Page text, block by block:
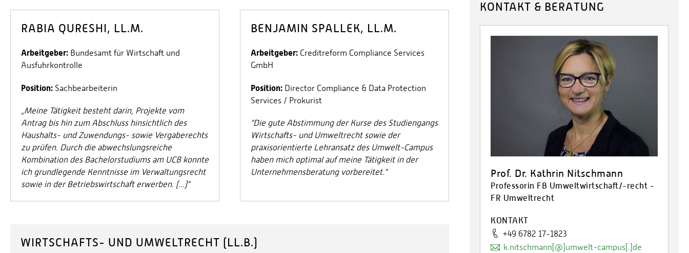
RABIA QURESHI, LL.M.
Arbeitgeber: Bundesamt für Wirtschaft und
Ausfuhrkontrolle
Position: Sachbearbeiterin
„Meine Tätigkeit besteht darin, Projekte vom
Antrag bis hin zum Abschluss hinsichtlich des
Haushalts- und Zuwendungs- sowie Vergaberechts
zu prüfen. Durch die abwechslungsreiche
Kombination des Bachelorstudiums am UCB konnte
ich grundlegende Kenntnisse im Verwaltungsrecht
sowie in der Betriebswirtschaft erwerben. (...)"
BENJAMIN SPALLEK, LL.M.
Arbeitgeber: Creditreform Compliance Services
GmbH
Position: Director Compliance & Data Protection
Services / Prokurist
"Die gute Abstimmung der Kurse des Studiengangs
Wirtschafts- und Umweltrecht sowie der
praxisorientierte Lehransatz des Umwelt-Campus
haben mich optimal auf meine Tätigkeit in der
Unternehmensberatung vorbereitet."
WIRTSCHAFTS- UND UMWELTRECHT (LL.B.)
KONTAKT & BERATUNG
Prof. Dr. Kathrin Nitschmann
Professorin FB Umweltwirtschaft/-recht -
FR Umweltrecht
KONTAKT
+49 6782 17-1823
k.nitschmann[@]umwelt-campus[.]de